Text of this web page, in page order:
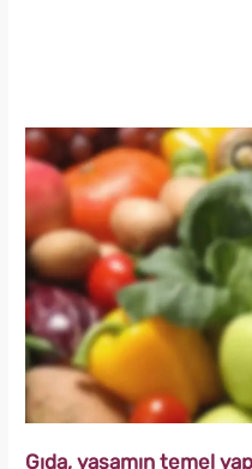
Gıda, yaşamın temel